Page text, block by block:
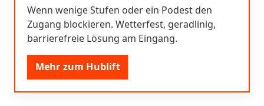
Wenn wenige Stufen oder ein Podest den
Zugang blockieren. Wetterfest, geradlinig,
barrierefreie Lösung am Eingang.
Mehr zum Hublift